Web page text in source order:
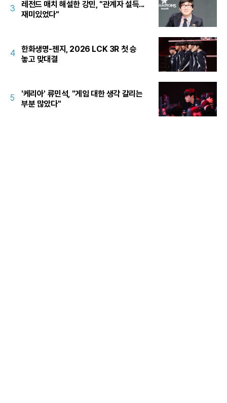
3
레전드 매치 해설한 강민, "관계자 설득...
재미있었다"
4
한화생명-젠지, 2026 LCK 3R 첫 승
놓고 맞대결
5
'케리아' 류민석, "게임 대한 생각 갈리는
부분 많았다"